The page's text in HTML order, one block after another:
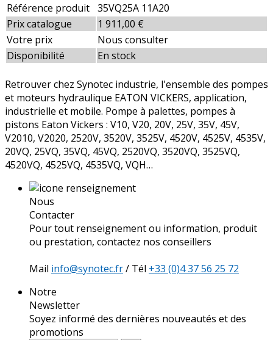
Référence produit 35VQ25A 11A20
Prix catalogue
1 911,00 €
Votre prix
Nous consulter
Disponibilité
En stock
Retrouver chez Synotec industrie, l'ensemble des pompes
et moteurs hydraulique EATON VICKERS, application,
industrielle et mobile. Pompe à palettes, pompes à
pistons Eaton Vickers : V10, V20, 20V, 25V, 35V, 45V,
V2010, V2020, 2520V, 3520V, 3525V, 4520V, 4525V, 4535V,
20VQ, 25VQ, 35VQ, 45VQ, 2520VQ, 3520VQ, 3525VQ,
4520VQ, 4525VQ, 4535VQ, VQH…
Nous
Contacter
Pour tout renseignement ou information, produit
ou prestation, contactez nos conseillers
Mail info@synotec.fr/ Tél +33 (0)4 37 56 25 72
Notre
Newsletter
Soyez informé des dernières nouveautés et des
promotions